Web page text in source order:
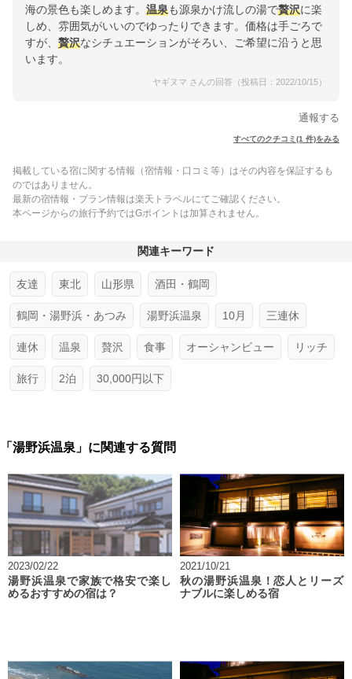
海の景色も楽しめます。 温泉も源泉かけ流しの湯で贅沢に楽
しめ、雰囲気がいいのでゆったりできます。価格は手ごろで
すが、 贅沢なシチュエーションがそろい、ご希望に沿うと思
います。
ヤギヌマ さんの回答（投稿日：2022/10/15）
通報する
すべてのクチコミ(1 件)をみる
掲載している宿に関する情報（宿情報・口コミ等）はその内容を保証するも
のではありません。
最新の宿情報・プラン情報は楽天トラベルにてご確認ください。
本ページからの旅行予約ではGポイントは加算されません。
関連キーワード
友達 東北 山形県 酒田・鶴岡
鶴岡・湯野浜・あつみ 湯野浜温泉 10月 三連休
連休 温泉 贅沢 食事 オーシャンビュー リッチ
旅行 2泊 30,000円以下
「湯野浜温泉」に関連する質問
2023/02/22
湯野浜温泉で家族で格安で楽し
めるおすすめの宿は？
2021/10/21
秋の湯野浜温泉！恋人とリーズ
ナブルに楽しめる宿